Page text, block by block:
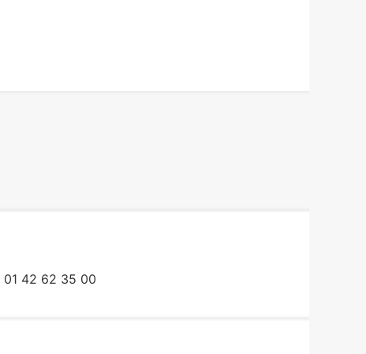
01 42 62 35 00